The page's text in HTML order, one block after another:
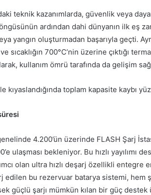
teknik kazanımlarda, güvenlik veya
ardından dahi dünyanın ilk eş
yangın oluşturmadan başarıyla geçti.
sıcaklığın 700°C’nin üzerine çıktığı
kullanım ömrü tarafında da gelişim
kıyaslandığında toplam kapasite kaybı
4.200’ün üzerinde FLASH Şarj
ulaşması bekleniyor. Bu hızlı yayılımı
olan ultra hızlı deşarj özellikli
edilen bu rezervuar batarya sistemi,
güçlü şarjı mümkün kılan bir güç destek